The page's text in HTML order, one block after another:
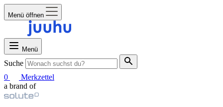
Menü öffnen
Menü
Suche
0
Merkzettel
a brand of